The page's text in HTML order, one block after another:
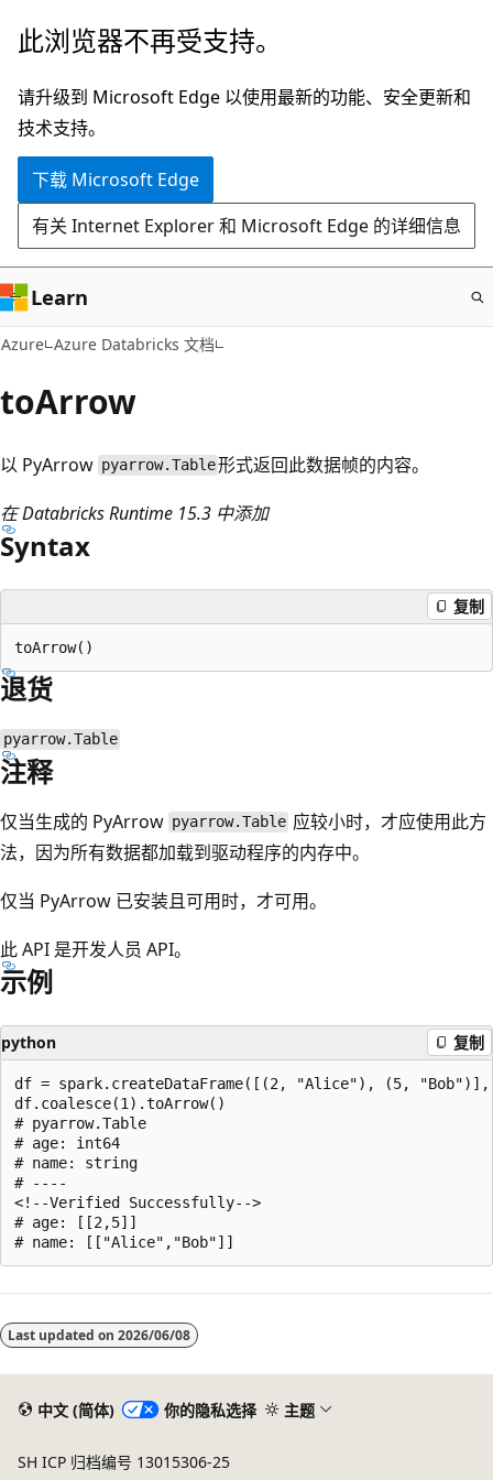
跳
主
要
内
此浏览器不再受支持。
请升级到 Microsoft Edge 以使用最新的功能、安全更新和
技术支持。
下载 Microsoft Edge
有关 Internet Explorer 和 Microsoft Edge 的详细信息
Learn
Azure Azure Databricks 文档
toArrow
以 PyArrow pyarrow.Table形式返回此数据帧的内容。
在 Databricks Runtime 15.3 中添加
Syntax
复制
退货
pyarrow.Table
注释
仅当生成的 PyArrow pyarrow.Table 应较小时，才应使用此方
法，因为所有数据都加载到驱动程序的内存中。
仅当 PyArrow 已安装且可用时，才可用。
此 API 是开发人员 API。
示例
python 复制
df = spark.createDataFrame([(2, "Alice"), (5, "Bob")],
df.coalesce(1).toArrow()
# pyarrow.Table
# age: int64
# name: string
# ----
<!--Verified Successfully-->
# age: [[2,5]]
模
式
Last updated on 2026/06/08
中文 (简体) 你的隐私选择 主题
SH ICP 归档编号 13015306-25